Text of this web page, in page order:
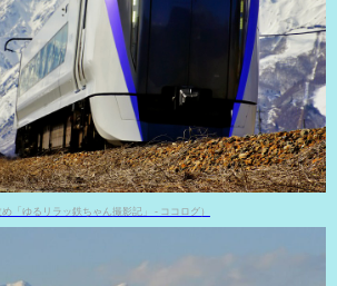
「ゆるリラッ鉄ちゃん撮影記」 - ココログ）